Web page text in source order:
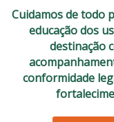
Cuidamos de todo
educação dos
destinação
conformidade